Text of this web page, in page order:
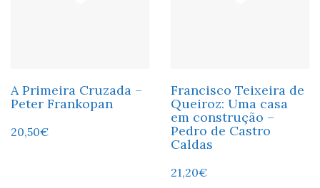
A Primeira Cruzada –
Peter Frankopan
20,50€
Francisco Teixeira de
Queiroz: Uma casa
em construção –
Pedro de Castro
Caldas
21,20€